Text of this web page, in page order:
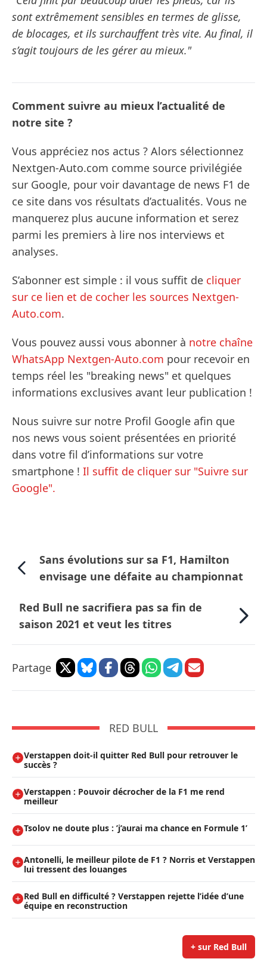
sont extrêmement sensibles en termes de glisse,
de blocages, et ils surchauffent très vite. Au final, il
s’agit toujours de les gérer au mieux."
Comment suivre au mieux l’actualité de
notre site ?
Vous appréciez nos actus ? Alors sélectionnez
Nextgen-Auto.com comme source privilégiée
sur Google, pour voir davantage de news F1 de
ce site dans vos résultats d’actualités. Vous ne
manquerez plus aucune information et serez
parmi les premiers à lire nos interviews et
analyses.
S’abonner est simple : il vous suffit de cliquer
sur ce lien et de cocher les sources Nextgen-
Auto.com.
Vous pouvez aussi vous abonner à notre chaîne
WhatsApp Nextgen-Auto.com pour recevoir en
temps réel les "breaking news" et quelques
informations exclusives avant leur publication !
Nous suivre sur notre Profil Google afin que
nos news vous soient présentées en priorité
dans votre fil d’informations sur votre
smartphone ! Il suffit de cliquer sur "Suivre sur
Google".
Sans évolutions sur sa F1, Hamilton
envisage une défaite au championnat
Red Bull ne sacrifiera pas sa fin de
saison 2021 et veut les titres
Partage
RED BULL
Verstappen doit-il quitter Red Bull pour retrouver le
succès ?
Verstappen : Pouvoir décrocher de la F1 me rend
meilleur
Tsolov ne doute plus : ’j’aurai ma chance en Formule 1’
Antonelli, le meilleur pilote de F1 ? Norris et Verstappen
lui tressent des louanges
Red Bull en difficulté ? Verstappen rejette l’idée d’une
équipe en reconstruction
+ sur Red Bull